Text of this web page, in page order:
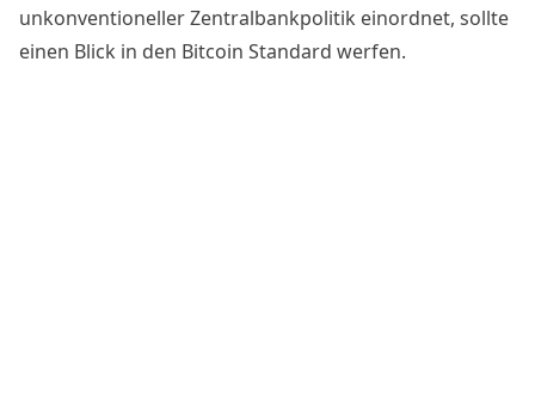
unkonventioneller Zentralbankpolitik einordnet, sollte
einen Blick in den Bitcoin Standard werfen.